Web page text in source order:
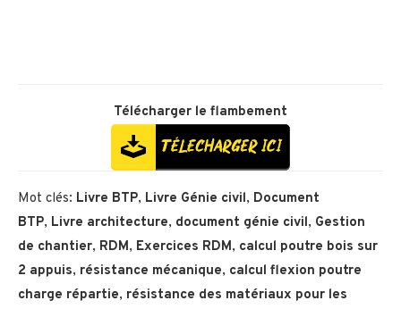
Télécharger le flambement
Mot clés: Livre BTP, Livre Génie civil, Document
BTP, Livre architecture, document génie civil, Gestion
de chantier, RDM, Exercices RDM, calcul poutre bois sur
2 appuis, résistance mécanique, calcul flexion poutre
charge répartie, résistance des matériaux pour les